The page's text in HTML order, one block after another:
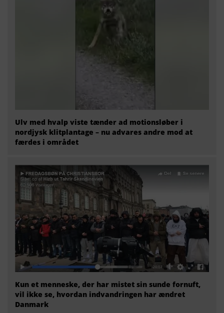
Ulv med hvalp viste tænder ad motionsløber i
nordjysk klitplantage – nu advares andre mod at
færdes i området
Kun et menneske, der har mistet sin sunde fornuft,
vil ikke se, hvordan indvandringen har ændret
Danmark